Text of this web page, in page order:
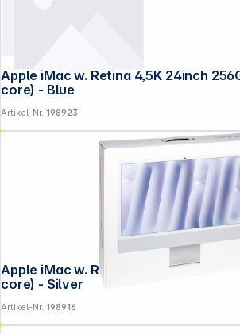
Apple iMac w. Retina 4,5K 24inch 256GB 16GB (M4 8-
core) - Blue
Artikel-Nr.:198923
Apple iMac w. Retina 4,5K 24inch 256GB 16GB (M4 8-
core) - Silver
Artikel-Nr.:198916